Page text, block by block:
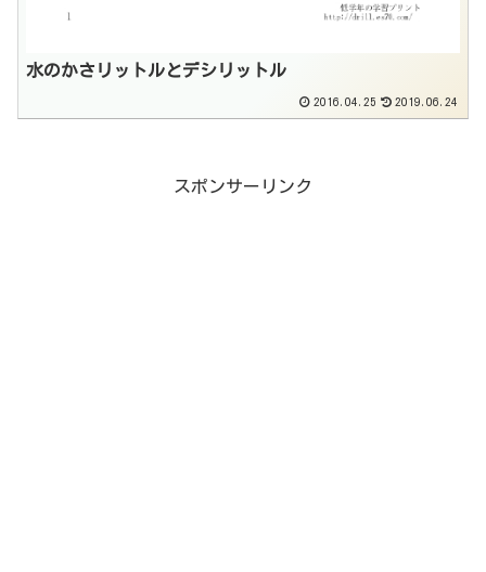
水のかさリットルとデシリットル
2016.04.25 2019.06.24
スポンサーリンク